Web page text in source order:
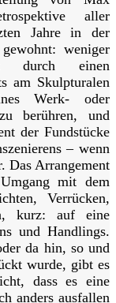
aller
Jahre in der
weniger
durch einen
am Skulpturalen
Werk- oder
berühren, und
der Fundstücke
– wenn
Das Arrangement
mit dem
Verrücken,
kurz: auf eine
und Handlings.
da hin, so und
wurde, gibt es
dass es eine
anders ausfallen